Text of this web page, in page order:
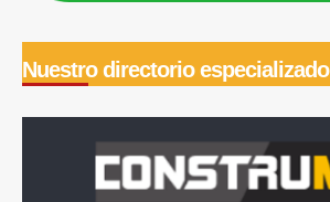
Nuestro directorio especializado